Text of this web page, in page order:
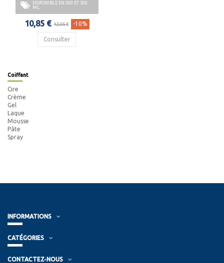
DISPONIBLE EN 300 ET 500
ML
10,85 € 12,05 € -10%
Consulter
Coiffant
Cire
Crème
Gel
Laque
Mousse
Pâte
Spray
INFORMATIONS
CATÉGORIES
CONTACTEZ-NOUS